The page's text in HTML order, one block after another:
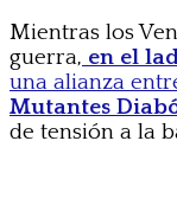
Mientras los
guerra, en el
una alianza
Mutantes
de tensión a la